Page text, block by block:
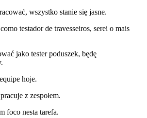
wszystko stanie się jasne.
testador de travesseiros, serei o mais
jako tester poduszek, będę
hoje.
z zespołem.
foco nesta tarefa.